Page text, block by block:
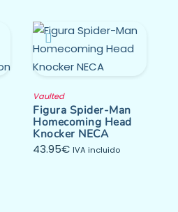
Vaulted
Figura Spider-Man
Homecoming Head
Knocker NECA
43.95€ IVA incluido